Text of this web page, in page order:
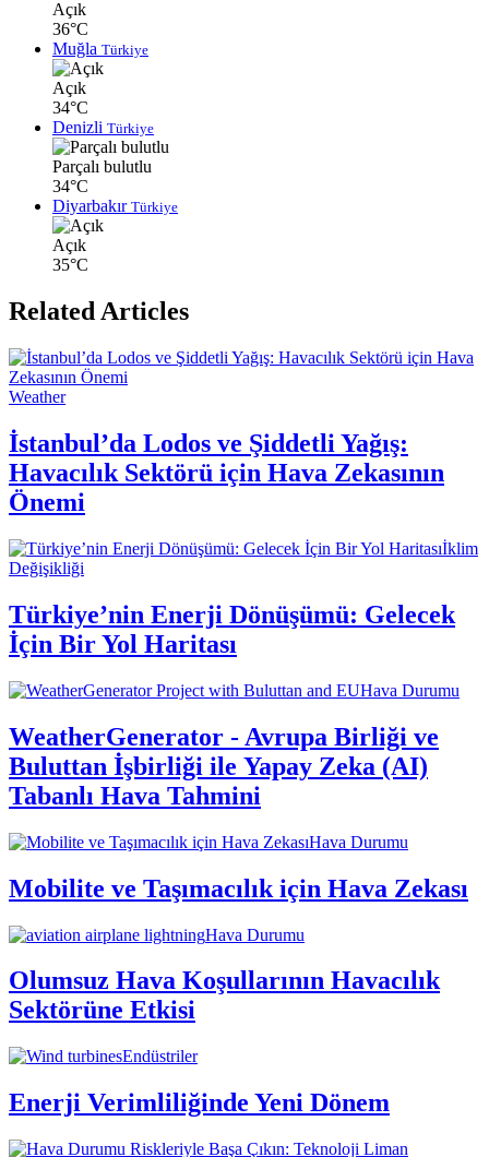
Açık
36°C
Muğla Türkiye
Açık
34°C
Denizli Türkiye
Parçalı bulutlu
34°C
Diyarbakır Türkiye
Açık
35°C
Related Articles
Weather
İstanbul’da Lodos ve Şiddetli Yağış:
Havacılık Sektörü için Hava Zekasının
Önemi
İklim
Değişikliği
Türkiye’nin Enerji Dönüşümü: Gelecek
İçin Bir Yol Haritası
Hava Durumu
WeatherGenerator - Avrupa Birliği ve
Buluttan İşbirliği ile Yapay Zeka (AI)
Tabanlı Hava Tahmini
Hava Durumu
Mobilite ve Taşımacılık için Hava Zekası
Hava Durumu
Olumsuz Hava Koşullarının Havacılık
Sektörüne Etkisi
Endüstriler
Enerji Verimliliğinde Yeni Dönem